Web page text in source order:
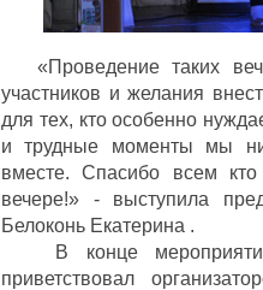
«Проведение таких
участников и желания
для тех, кто особенно
и трудные моменты мы
вместе. Спасибо всем кто
вечере!» - выступила
Белоконь Екатерина .
В конце мероприятия,
приветствовал